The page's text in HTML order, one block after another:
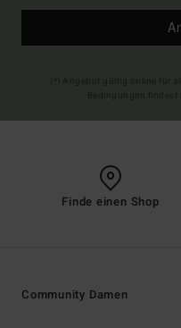
Finde einen Shop
Community Damen